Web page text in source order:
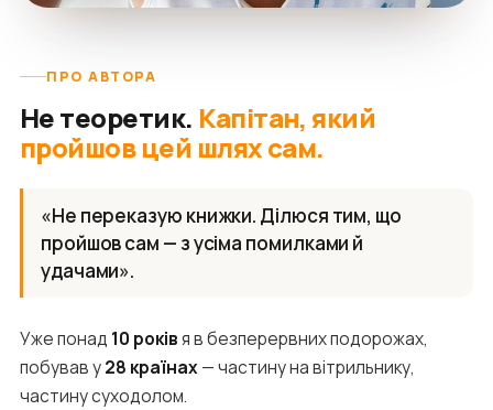
ПРО АВТОРА
Не теоретик. Капітан, який
пройшов цей шлях сам.
«Не переказую книжки. Ділюся тим, що
пройшов сам — з усіма помилками й
удачами».
Уже понад 10 роківя в безперервних подорожах,
побував у28 країнах— частину на вітрильнику,
частину суходолом.